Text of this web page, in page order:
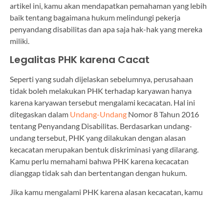
artikel ini, kamu akan mendapatkan pemahaman yang lebih
baik tentang bagaimana hukum melindungi pekerja
penyandang disabilitas dan apa saja hak-hak yang mereka
miliki.
Legalitas PHK karena Cacat
Seperti yang sudah dijelaskan sebelumnya, perusahaan
tidak boleh melakukan PHK terhadap karyawan hanya
karena karyawan tersebut mengalami kecacatan. Hal ini
ditegaskan dalam Undang-Undang Nomor 8 Tahun 2016
tentang Penyandang Disabilitas. Berdasarkan undang-
undang tersebut, PHK yang dilakukan dengan alasan
kecacatan merupakan bentuk diskriminasi yang dilarang.
Kamu perlu memahami bahwa PHK karena kecacatan
dianggap tidak sah dan bertentangan dengan hukum.
Jika kamu mengalami PHK karena alasan kecacatan, kamu